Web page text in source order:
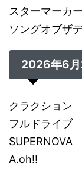
スターマーカー
ソングオブザ
2026年6月
クラクション
フルドライブ
SUPERNOVA
A.oh!!